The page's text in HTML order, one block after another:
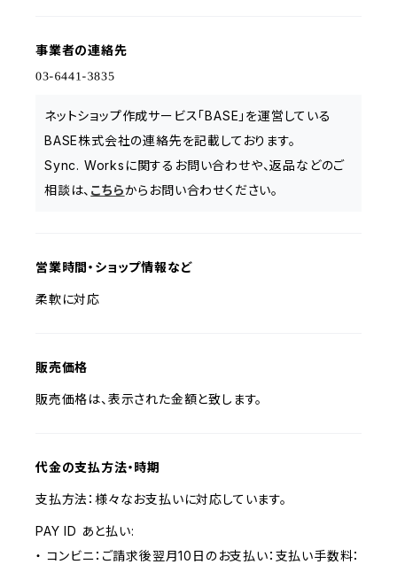
事業者の連絡先
ネットショップ作成サービス「BASE」を運営している
BASE株式会社の連絡先を記載しております。
Sync. Worksに関するお問い合わせや、返品などのご
相談は、 こちらからお問い合わせください。
営業時間・ショップ情報など
柔軟に対応
販売価格
販売価格は、表示された金額と致します。
代金の支払方法・時期
支払方法：様々なお支払いに対応しています。
PAY ID あと払い:
・ コンビニ：ご請求後翌月10日のお支払い：支払い手数料：